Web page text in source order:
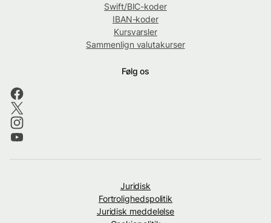
Swift/BIC-koder
IBAN-koder
Kursvarsler
Sammenlign valutakurser
Følg os
Juridisk
Fortrolighedspolitik
Juridisk meddelelse